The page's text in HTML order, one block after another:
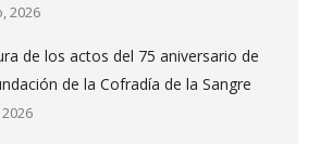
2026
de los actos del 75 aniversario de
de la Cofradía de la Sangre